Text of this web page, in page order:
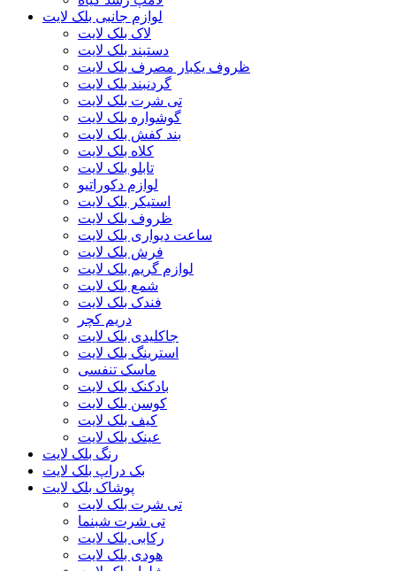
لوازم جانبی بلک لایت
لاک بلک لایت
دستبند بلک لایت
ظروف یکبار مصرف بلک لایت
گردنبند بلک لایت
تی شرت بلک لایت
گوشواره بلک لایت
بند کفش بلک لایت
کلاه بلک لایت
تابلو بلک لایت
لوازم دکوراتیو
استیکر بلک لایت
ظروف بلک لایت
ساعت دیواری بلک لایت
فرش بلک لایت
لوازم گریم بلک لایت
شمع بلک لایت
فندک بلک لایت
دریم کچر
جاکلیدی بلک لایت
استرینگ بلک لایت
ماسک تنفسی
بادکنک بلک لایت
کوسن بلک لایت
کیف بلک لایت
عینک بلک لایت
رنگ بلک لایت
بک دراپ بلک لایت
پوشاک بلک لایت
تی شرت بلک لایت
تی شرت شبنما
رکابی بلک لایت
هودی بلک لایت